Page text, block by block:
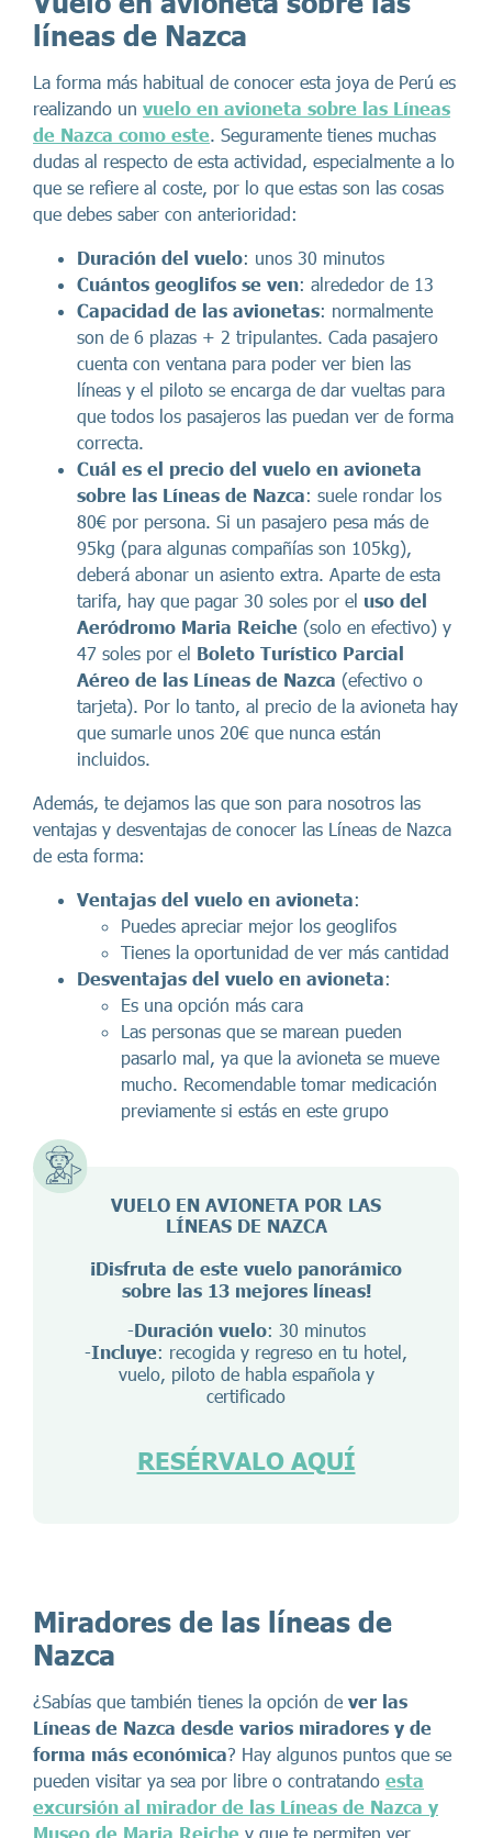
líneas de Nazca
La forma más habitual de conocer esta joya de Perú es
realizando un vuelo en avioneta sobre las Líneas
de Nazca como este. Seguramente tienes muchas
dudas al respecto de esta actividad, especialmente a lo
que se refiere al coste, por lo que estas son las cosas
que debes saber con anterioridad:
Duración del vuelo: unos 30 minutos
Cuántos geoglifos se ven: alrededor de 13
Capacidad de las avionetas: normalmente
son de 6 plazas + 2 tripulantes. Cada pasajero
cuenta con ventana para poder ver bien las
líneas y el piloto se encarga de dar vueltas para
que todos los pasajeros las puedan ver de forma
correcta.
Cuál es el precio del vuelo en avioneta
sobre las Líneas de Nazca: suele rondar los
80€ por persona. Si un pasajero pesa más de
95kg (para algunas compañías son 105kg),
deberá abonar un asiento extra. Aparte de esta
tarifa, hay que pagar 30 soles por el uso del
Aeródromo Maria Reiche (solo en efectivo) y
47 soles por el Boleto Turístico Parcial
Aéreo de las Líneas de Nazca (efectivo o
tarjeta). Por lo tanto, al precio de la avioneta hay
que sumarle unos 20€ que nunca están
incluidos.
Además, te dejamos las que son para nosotros las
ventajas y desventajas de conocer las Líneas de Nazca
de esta forma:
Ventajas del vuelo en avioneta:
Puedes apreciar mejor los geoglifos
Tienes la oportunidad de ver más cantidad
Desventajas del vuelo en avioneta:
Es una opción más cara
Las personas que se marean pueden
pasarlo mal, ya que la avioneta se mueve
mucho. Recomendable tomar medicación
previamente si estás en este grupo
VUELO EN AVIONETA POR LAS
LÍNEAS DE NAZCA
¡Disfruta de este vuelo panorámico
sobre las 13 mejores líneas!
-Duración vuelo: 30 minutos
-Incluye: recogida y regreso en tu hotel,
vuelo, piloto de habla española y
certificado
RESÉRVALO AQUÍ
Miradores de las líneas de
Nazca
¿Sabías que también tienes la opción de ver las
Líneas de Nazca desde varios miradores y de
forma más económica? Hay algunos puntos que se
pueden visitar ya sea por libre o contratando esta
excursión al mirador de las Líneas de Nazca y
Museo de Maria Reiche y que te permiten ver